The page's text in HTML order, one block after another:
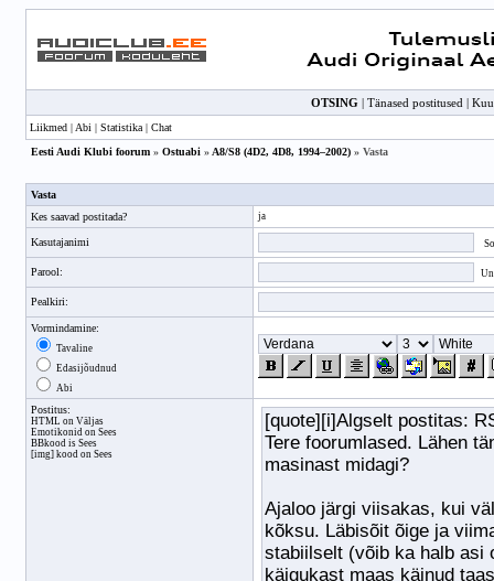
OTSING | Tänased postitused |
Liikmed| Abi | Statistika| Chat
Eesti Audi Klubi foorum» Ostuabi» A8/S8 (4D2, 4D8, 1994–2002)» Vasta
Vasta
Kes saavad postitada?
ja
Kasutajanimi
Parool:
Pealkiri:
Vormindamine:
Tavaline
Edasijõudnud
Abi
Postitus:
HTML on Väljas
Emotikonid on Sees
BBkoodis Sees
[img] kood on Sees